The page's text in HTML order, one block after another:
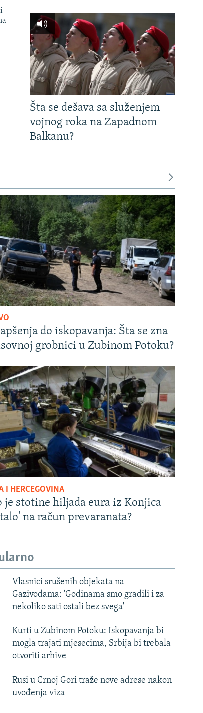
Šta se dešava sa služenjem
vojnog roka na Zapadnom
Balkanu?
do iskopavanja: Šta se zna
grobnici u Zubinom Potoku?
I HERCEGOVINA
je stotine hiljada eura iz Konjica
na račun prevaranata?
Vlasnici srušenih objekata na
Gazivodama: 'Godinama smo gradili i za
nekoliko sati ostali bez svega'
Kurti u Zubinom Potoku: Iskopavanja bi
mogla trajati mjesecima, Srbija bi trebala
otvoriti arhive
Rusi u Crnoj Gori traže nove adrese nakon
uvođenja viza